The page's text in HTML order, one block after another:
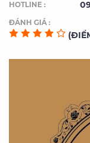
HOTLINE :
ĐÁNH GIÁ :